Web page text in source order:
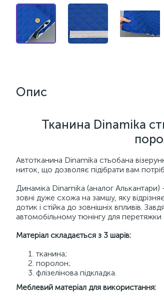
Опис
Тканина Dinamika
Автотканина Dinamika стьобана
ниток, що дозволяє підібрати вам
Динаміка Dinamika (аналог
зовні дуже схожа на замшу, яку
дотик і стійка до зовнішніх впливів.
автомобільному тюнінгу для перетяжки
Матеріал складається з 3 шарів:
тканина;
поролон;
флізелінова підкладка.
Меблевий матеріал для використання: